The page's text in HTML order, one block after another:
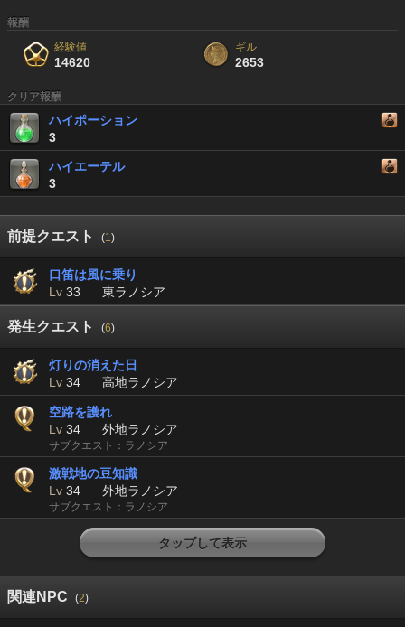
報酬
経験値
14620
ギル
2653
クリア報酬
ハイポーション
3
ハイエーテル
3
前提クエスト (1)
口笛は風に乗り
Lv 33 東ラノシア
発生クエスト (6)
灯りの消えた日
Lv 34 高地ラノシア
空路を護れ
Lv 34 外地ラノシア
サブクエスト：ラノシア
激戦地の豆知識
Lv 34 外地ラノシア
サブクエスト：ラノシア
タップして表示
関連NPC (2)